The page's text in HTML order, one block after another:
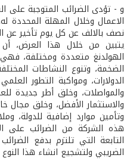
و­ - تؤدى الضرائب المتوجبة على
الاعمال وخلال المهلة المحددة
نصف بالالف عن كل يوم تأخير عن
يتبين من خلال هذا العرض، أن
الهولدنغ متعددة ومختلفة،
الضخمة، وتنوع النشاطات
الدولارات، ومواكبة التطور
والمواصلات، وخلق أطر جديدة
والاستثمار الأفضل، وخلق مجال
وتأمين موارد إضافية للدولة،
هذه الشركة من الضرائب على
التابعة التي تلتزم بدفع
الضريبي ولتشجيع انشاء هذا